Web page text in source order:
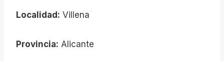
Localidad: Villena
Provincia: Alicante